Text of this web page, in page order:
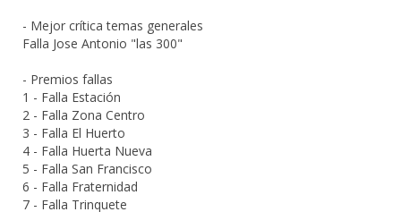
- Mejor crítica temas generales
Falla Jose Antonio "las 300"
- Premios fallas
1 - Falla Estación
2 - Falla Zona Centro
3 - Falla El Huerto
4 - Falla Huerta Nueva
5 - Falla San Francisco
6 - Falla Fraternidad
7 - Falla Trinquete